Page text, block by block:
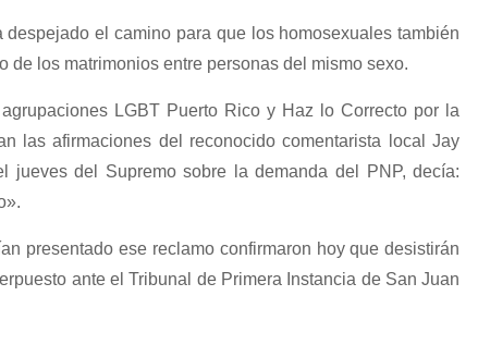
el camino para que los homosexuales también
de los matrimonios entre personas del mismo sexo.
LGBT Puerto Rico y Haz lo Correcto por la
las afirmaciones del reconocido comentarista local Jay
jueves del Supremo sobre la demanda del PNP, decía:
presentado ese reclamo confirmaron hoy que desistirán
ante el Tribunal de Primera Instancia de San Juan